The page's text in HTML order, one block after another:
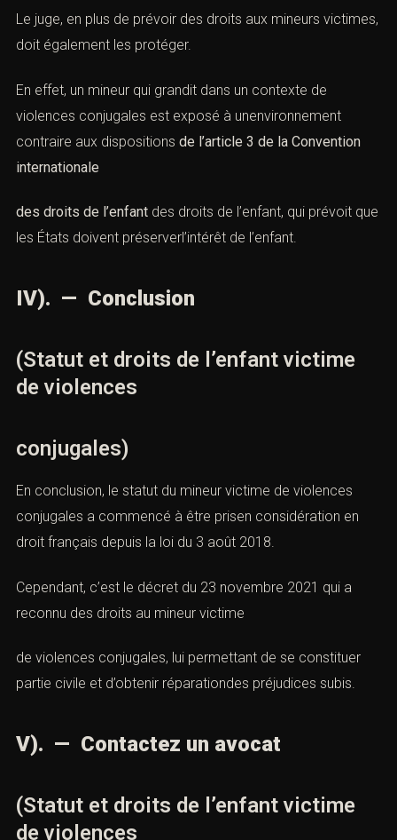
Le juge, en plus de prévoir des droits aux mineurs victimes,
doit également les protéger.
En effet, un mineur qui grandit dans un contexte de
violences conjugales est exposé à unenvironnement
contraire aux dispositions de l’article 3 de la Convention
internationale
des droits de l’enfant des droits de l’enfant, qui prévoit que
les États doivent préserverl’intérêt de l’enfant.
IV). — Conclusion
(Statut et droits de l’enfant victime
de violences
conjugales)
En conclusion, le statut du mineur victime de violences
conjugales a commencé à être prisen considération en
droit français depuis la loi du 3 août 2018.
Cependant, c’est le décret du 23 novembre 2021 qui a
reconnu des droits au mineur victime
de violences conjugales, lui permettant de se constituer
partie civile et d’obtenir réparationdes préjudices subis.
V). — Contactez un avocat
(Statut et droits de l’enfant victime
de violences